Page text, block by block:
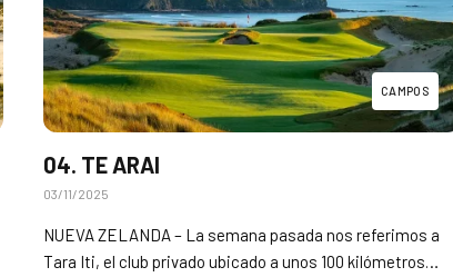
CAMPOS
04. TE ARAI
03/11/2025
NUEVA ZELANDA – La semana pasada nos referimos a
Tara Iti, el club privado ubicado a unos 100 kilómetros…